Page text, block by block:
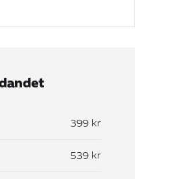
399 kr
539 kr